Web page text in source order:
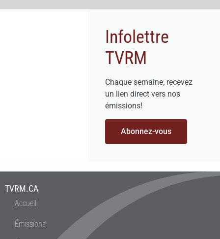
Infolettre
TVRM
Chaque semaine, recevez
un lien direct vers nos
émissions!
Abonnez-vous
TVRM.CA
Accueil
Émissions